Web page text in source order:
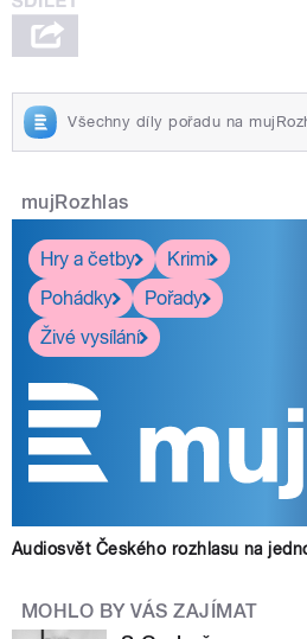
Všechny díly pořadu na
mujRozhlas
Hry a četby
Krimi
Pohádky
Pořady
Živé vysílání
Audiosvět Českého rozhlasu na
MOHLO BY VÁS ZAJÍMAT